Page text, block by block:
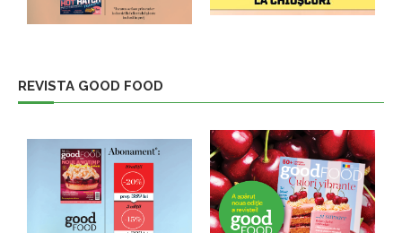
REVISTA GOOD FOOD